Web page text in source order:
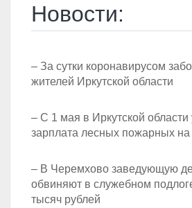
Новости:
– За сутки коронавирусом
жителей Иркутской области
– С 1 мая в Иркутской области
зарплата лесных пожарных на
– В Черемхово заведующую
обвиняют в служебном
тысяч рублей